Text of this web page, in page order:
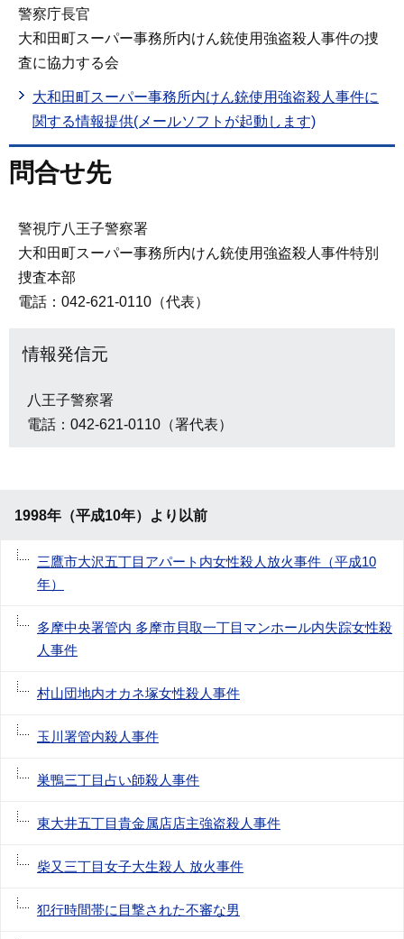
警察庁長官
大和田町スーパー事務所内けん銃使用強盗殺人事件の捜
査に協力する会
大和田町スーパー事務所内けん銃使用強盗殺人事件に
関する情報提供(メールソフトが起動します)
問合せ先
警視庁八王子警察署
大和田町スーパー事務所内けん銃使用強盗殺人事件特別
捜査本部
電話：042-621-0110（代表）
情報発信元
八王子警察署
電話：042-621-0110（署代表）
1998年（平成10年）より以前
三鷹市大沢五丁目アパート内女性殺人放火事件（平成10
年）
多摩中央署管内 多摩市貝取一丁目マンホール内失踪女性殺
人事件
村山団地内オカネ塚女性殺人事件
玉川署管内殺人事件
巣鴨三丁目占い師殺人事件
東大井五丁目貴金属店店主強盗殺人事件
柴又三丁目女子大生殺人 放火事件
犯行時間帯に目撃された不審な男